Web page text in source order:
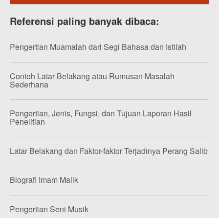
Referensi paling banyak dibaca:
Pengertian Muamalah dari Segi Bahasa dan Istilah
Contoh Latar Belakang atau Rumusan Masalah
Sederhana
Pengertian, Jenis, Fungsi, dan Tujuan Laporan Hasil
Penelitian
Latar Belakang dan Faktor-faktor Terjadinya Perang Salib
Biografi Imam Malik
Pengertian Seni Musik